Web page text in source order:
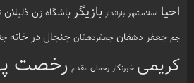
احیا اسلامشهر بارانداز بازیگرباشگاه زن ذلیلان
جم جعفر دهقان جعفردهقان جنجال در خانه
کریمی خبرنگار رحمان مقدم رخصت